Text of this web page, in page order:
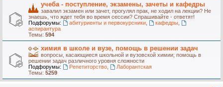
учеба - поступление, экзамены, зачеты и кафедры
завалил экзамен или зачет, прогулял прак, не ходил на лекции? Не
знаешь, что ждет тебя во время сессии? Спрашивайте - ответят!
Подфорумы:
абитуриенты и первокурсники, кафедры,
аспирантура
Темы: 594
химия в школе и вузе, помощь в решении задач
вопросы, касающиеся школьной и вузовской химии; помощь в
решении задач различного уровня сложности
Подфорумы:
Репетиторство,
Лаборантская
Темы: 5259